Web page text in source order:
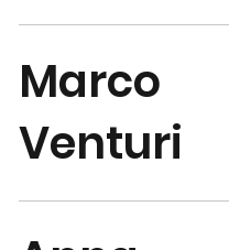
Marco
Venturi